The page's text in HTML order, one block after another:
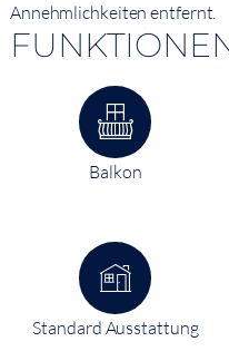
Annehmlichkeiten entfernt.
Balkon
Standard Ausstattung